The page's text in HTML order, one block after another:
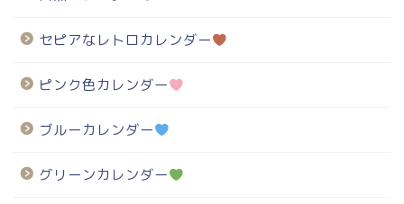
セピアなレトロカレンダー
ピンク色カレンダー
ブルーカレンダー
グリーンカレンダー